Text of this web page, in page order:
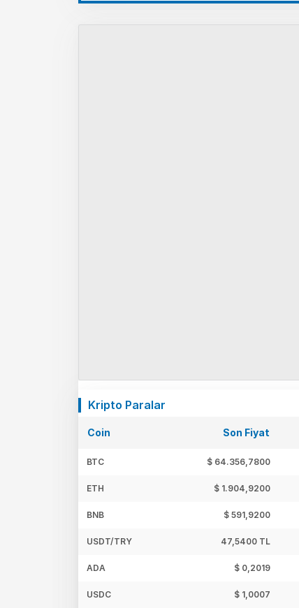
Kripto Paralar
Coin Son Fiyat
BTC $ 64.356,7800
ETH $ 1.904,9200
BNB $ 591,9200
USDT/TRY 47,5400 TL
ADA $ 0,2019
USDC $ 1,0007